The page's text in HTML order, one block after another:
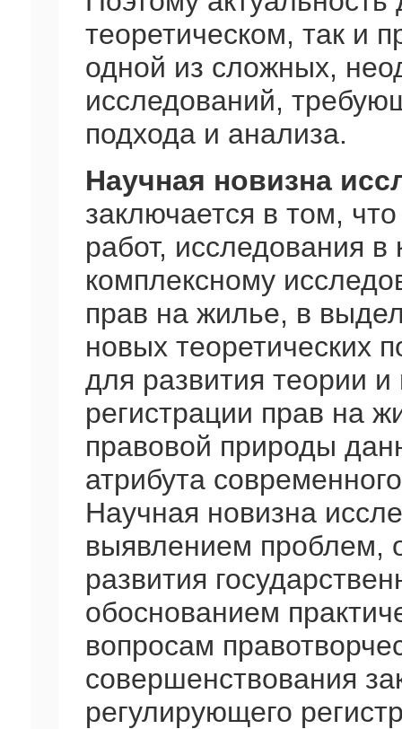
теоретическом, так и
одной из сложных,
исследований,
подхода и анализа.
Научная новизна
заключается в том,
работ, исследования
комплексному
прав на жилье, в
новых теоретических
для развития теории и
регистрации прав на
правовой природы
атрибута
Научная новизна
выявлением проблем,
развития
обоснованием
вопросам
совершенствования
регулирующего